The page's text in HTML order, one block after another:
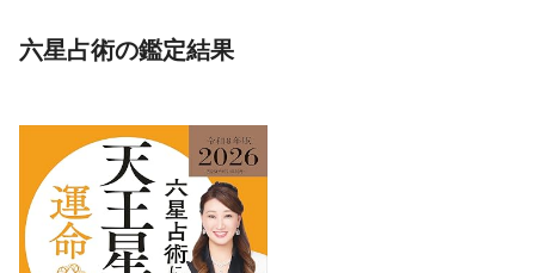
六星占術の鑑定結果